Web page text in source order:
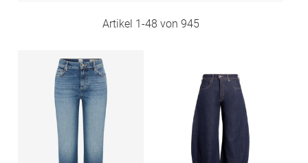
Artikel 1-48 von 945